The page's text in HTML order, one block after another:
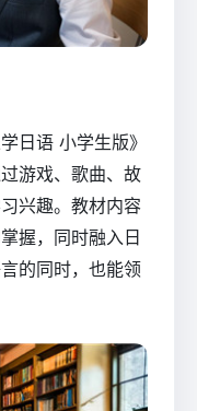
日语 小学生版》
游戏、歌曲、故
兴趣。教材内容
握，同时融入日
的同时，也能领